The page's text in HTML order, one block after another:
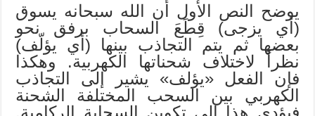
يوضح النص الأول أن الله سبحانه يسوق
(أي يزجى) قِطَعَ السحاب برفق نحو
بعضها ثم يتم التجاذب بينها (أي يؤلّف)
نظراً لاختلاف شحناتها الكهربية. وهكذا
فإن الفعل «يؤلف» يشير إلى التجاذب
الكهربي بين السحب المختلفة الشحنة
فيؤدي هذا إلى تكوين السحابة الركامية.